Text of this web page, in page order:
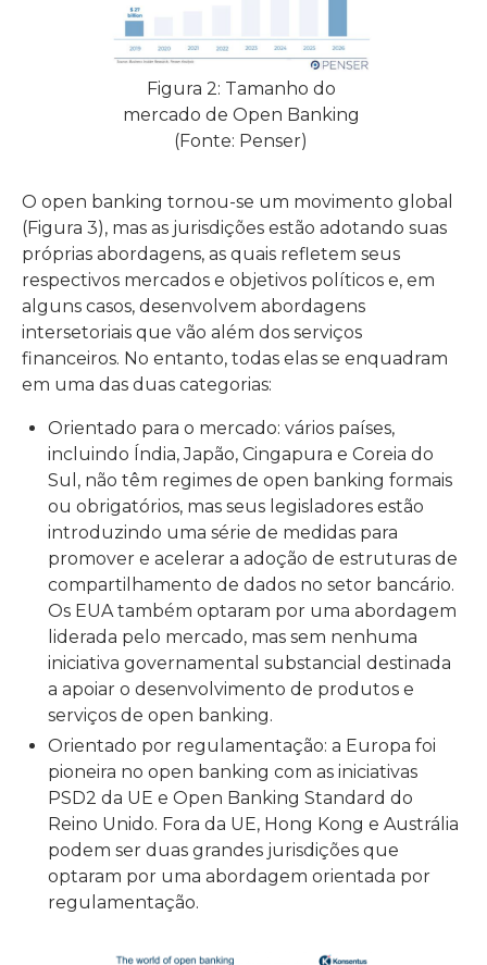
Figura 2: Tamanho do
mercado de Open Banking
(Fonte: Penser)
O open banking tornou-se um movimento global
(Figura 3), mas as jurisdições estão adotando suas
próprias abordagens, as quais refletem seus
respectivos mercados e objetivos políticos e, em
alguns casos, desenvolvem abordagens
intersetoriais que vão além dos serviços
financeiros. No entanto, todas elas se enquadram
em uma das duas categorias:
Orientado para o mercado: vários países,
incluindo Índia, Japão, Cingapura e Coreia do
Sul, não têm regimes de open banking formais
ou obrigatórios, mas seus legisladores estão
introduzindo uma série de medidas para
promover e acelerar a adoção de estruturas de
compartilhamento de dados no setor bancário.
Os EUA também optaram por uma abordagem
liderada pelo mercado, mas sem nenhuma
iniciativa governamental substancial destinada
a apoiar o desenvolvimento de produtos e
serviços de open banking.
Orientado por regulamentação: a Europa foi
pioneira no open banking com as iniciativas
PSD2 da UE e Open Banking Standard do
Reino Unido. Fora da UE, Hong Kong e Austrália
podem ser duas grandes jurisdições que
optaram por uma abordagem orientada por
regulamentação.